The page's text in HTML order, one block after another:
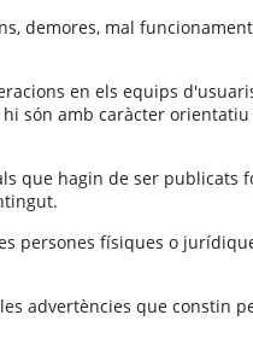
demores, mal
en els equips
són amb caràcter
hagin de ser publicats
persones físiques o
advertències que constin